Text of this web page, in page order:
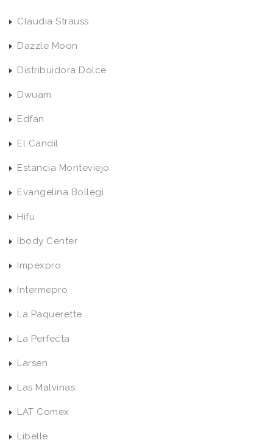
Claudia Strauss
Dazzle Moon
Distribuidora Dolce
Dwuam
Edfan
El Candil
Estancia Monteviejo
Evangelina Bollegi
Hifu
Ibody Center
Impexpro
Intermepro
La Paquerette
La Perfecta
Larsen
Las Malvinas
LAT Comex
Libelle